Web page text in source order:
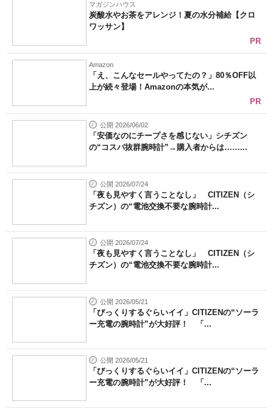
モノづくり技術者専門サイト
電子設計の基本と応用
エネルギーの専門メディア
建設×テクノロジーの最前線
ちょっと気になるネットの話題
マガジンハウス
炭酸水やお茶をアレンジ！夏の水分補給【クロ
ワッサン】
PR
Amazon
「え、こんなセールやってたの？」80％OFF以
上が続々登場！Amazonの本気が...
PR
公開 2026/06/02
「安価なのにチープさを感じない」シチズン
の“コスパ抜群腕時計”→購入者からは……...
公開 2026/07/24
「夜も見やすく言うことなし」 CITIZEN（シ
チズン）の“電池交換不要な腕時計...
公開 2026/07/24
「夜も見やすく言うことなし」 CITIZEN（シ
チズン）の“電池交換不要な腕時計...
公開 2026/05/21
「びっくりするぐらいイイ」CITIZENの“ソーラ
ー充電の腕時計”が大好評！ 「...
公開 2026/05/21
「びっくりするぐらいイイ」CITIZENの“ソーラ
ー充電の腕時計”が大好評！ 「...